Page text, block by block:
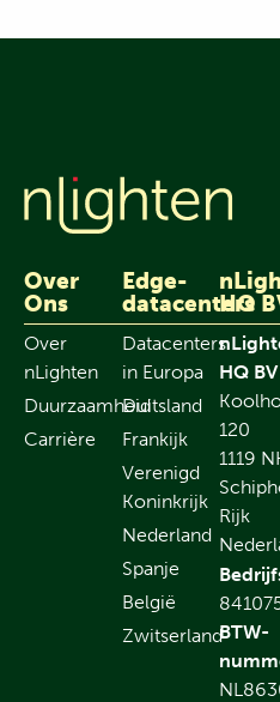
Over
Ons
Over
nLighten
Duurzaamheid
Carrière
Edge-
datacenters
Datacenters
in Europa
Duitsland
Frankijk
Verenigd
Koninkrijk
Nederland
Spanje
België
Zwitserland
HQ
HQ BV
120
1119
Rijk
BTW-